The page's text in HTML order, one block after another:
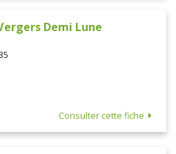
Demi Lune
Consulter cette fiche